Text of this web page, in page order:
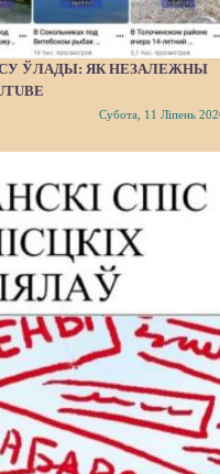
ЎЛАДЫ: ЯК НЕЗАЛЕЖНЫ
Субота, 11 Ліпень